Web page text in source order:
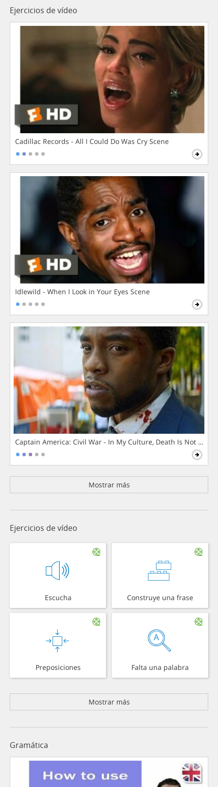
Ejercicios de vídeo
Cadillac Records - All I Could Do Was Cry Scene
Idlewild - When I Look in Your Eyes Scene
Captain America: Civil War - In My Culture, Death Is Not The
Mostrar más
Ejercicios de vídeo
Escucha Construye una frase
Preposiciones Falta una palabra
Mostrar más
Gramática